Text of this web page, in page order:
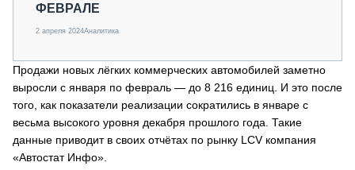
ФЕВРАЛЕ
2 апреля 2024Аналитика
Продажи новых лёгких коммерческих автомобилей заметно
выросли с января по февраль — до 8 216 единиц. И это после
того, как показатели реализации сократились в январе с
весьма высокого уровня декабря прошлого года. Такие
данные приводит в своих отчётах по рынку LCV компания
«Автостат Инфо».